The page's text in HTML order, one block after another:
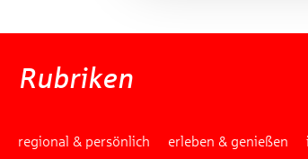
Rubriken
regional & persönlich erleben & genießen